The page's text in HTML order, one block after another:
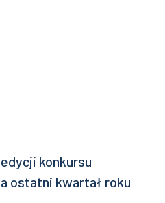
konkursu
ostatni kwartał roku